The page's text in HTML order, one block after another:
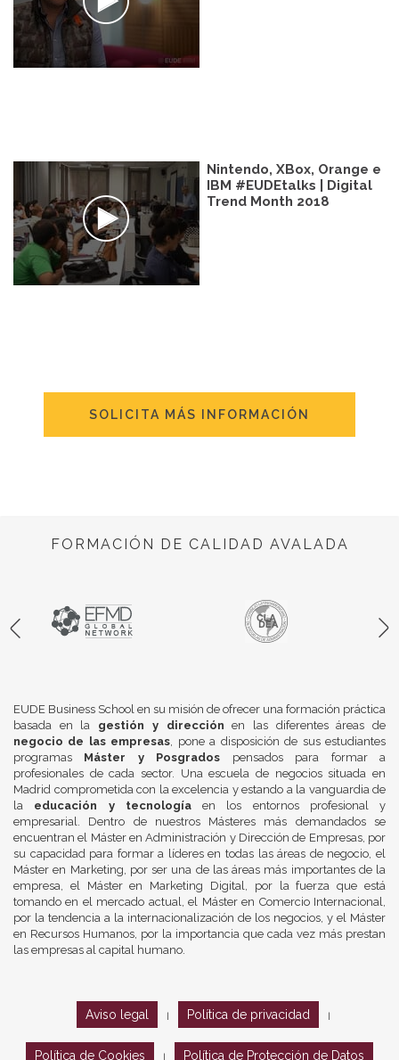
Nintendo, XBox, Orange e
IBM #EUDEtalks | Digital
Trend Month 2018
SOLICITA MÁS INFORMACIÓN
FORMACIÓN DE CALIDAD AVALADA
EUDE Business School en su misión de ofrecer una formación práctica
basada en la gestión y dirección en las diferentes áreas de
negocio de las empresas , pone a disposición de sus estudiantes
programas Máster y Posgrados pensados para formar a
profesionales de cada sector. Una escuela de negocios situada en
Madrid comprometida con la excelencia y estando a la vanguardia de
la educación y tecnologíaen los entornos profesional y
empresarial. Dentro de nuestros Másteres más demandados se
encuentran el Máster en Administración y Dirección de Empresas, por
su capacidad para formar a líderes en todas las áreas de negocio, el
Máster en Marketing, por ser una de las áreas más importantes de la
empresa, el Máster en Marketing Digital, por la fuerza que está
tomando en el mercado actual, el Máster en Comercio Internacional,
por la tendencia a la internacionalización de los negocios, y el Máster
en Recursos Humanos, por la importancia que cada vez más prestan
las empresas al capital humano.
Aviso legal Política de privacidad
Política de Cookies Política de Protección de Datos